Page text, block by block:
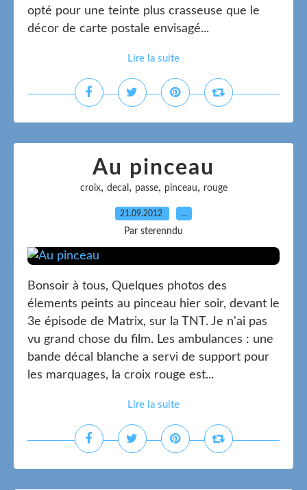
opté pour une teinte plus crasseuse que le
décor de carte postale envisagé...
Lire la suite
Au pinceau
croix, decal , passe, pinceau, rouge
21.09.2012 …
Par sterenndu
Bonsoir à tous, Quelques photos des
élements peints au pinceau hier soir, devant le
3e épisode de Matrix, sur la TNT. Je n'ai pas
vu grand chose du film. Les ambulances : une
bande décal blanche a servi de support pour
les marquages, la croix rouge est...
Lire la suite